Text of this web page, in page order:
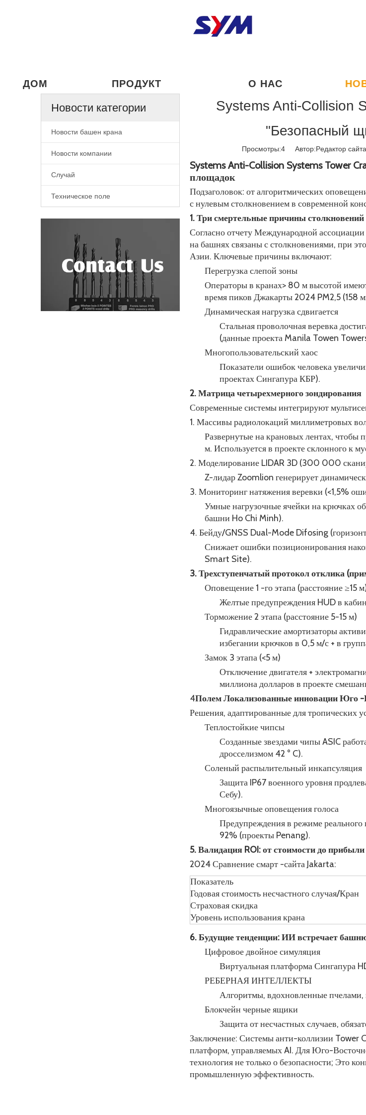
ДОМ ПРОДУКТ О НАС
Новости категории
Новости башен крана
Новости компании
Случай
Техническое поле
Systems Anti-Collision
"Безопасный
Просмотры:4 Автор:Pедактор
Systems Anti-Collision Systems Tower
площадок
Подзаголовок: от алгоритмических
с нулевым столкновением в современной
1. Три смертельные причины
Согласно отчету Международной
на башнях связаны с столкновениями, при
Азии. Ключевые причины включают:
Перегрузка слепой зоны
Операторы в кранах> 80 м высотой
время пиков Джакарты 2024 PM2,5 (158
Динамическая нагрузка сдвигается
Стальная проволочная веревка
(данные проекта Manila Towen
Многопользовательский хаос
Показатели ошибок человека
проектах Сингапура КБР).
2. Матрица четырехмерного зондирования
Современные системы интегрируют
1. Массивы радиолокаций миллиметровых
Развернутые на крановых лентах, чтобы
м. Используется в проекте склонного к
2. Моделирование LIDAR 3D (300 000
Z-лидар Zoomlion генерирует
3. Мониторинг натяжения веревки (<1,5%
Умные нагрузочные ячейки на крючках
башни Ho Chi Minh).
4. Бейду/GNSS Dual-Mode Difosing
Снижает ошибки позиционирования
Smart Site).
3. Трехступенчатый протокол отклика
Оповещение 1 -го этапа (расстояние ≥15
Желтые предупреждения HUD в
Торможение 2 этапа (расстояние 5-15 м)
Гидравлические амортизаторы
избегании крючков в 0,5 м/с + в
Замок 3 этапа (<5 м)
Отключение двигателя +
миллиона долларов в проекте
4Полем Локализованные инновации Юго -
Решения, адаптированные для тропических
Теплостойкие чипсы
Созданные звездами чипы ASIC
дросселизмом 42 ° C).
Соленый распылительный инкапсуляция
Защита IP67 военного уровня
Себу).
Многоязычные оповещения голоса
Предупреждения в режиме реального
92% (проекты Penang).
5. Валидация ROI: от стоимости до
2024 Сравнение смарт -сайта Jakarta:
Показатель
Годовая стоимость несчастного случая/Кран
Страховая скидка
Уровень использования крана
6. Будущие тенденции: ИИ встречает
Цифровое двойное симуляция
Виртуальная платформа Сингапура
РЕБЕРНАЯ ИНТЕЛЛЕКТЫ
Алгоритмы, вдохновленные
Блокчейн черные ящики
Защита от несчастных случаев,
Заключение: Системы анти-коллизии Tower
платформ, управляемых AI. Для Юго-
технология не только о безопасности; Это
промышленную эффективность.